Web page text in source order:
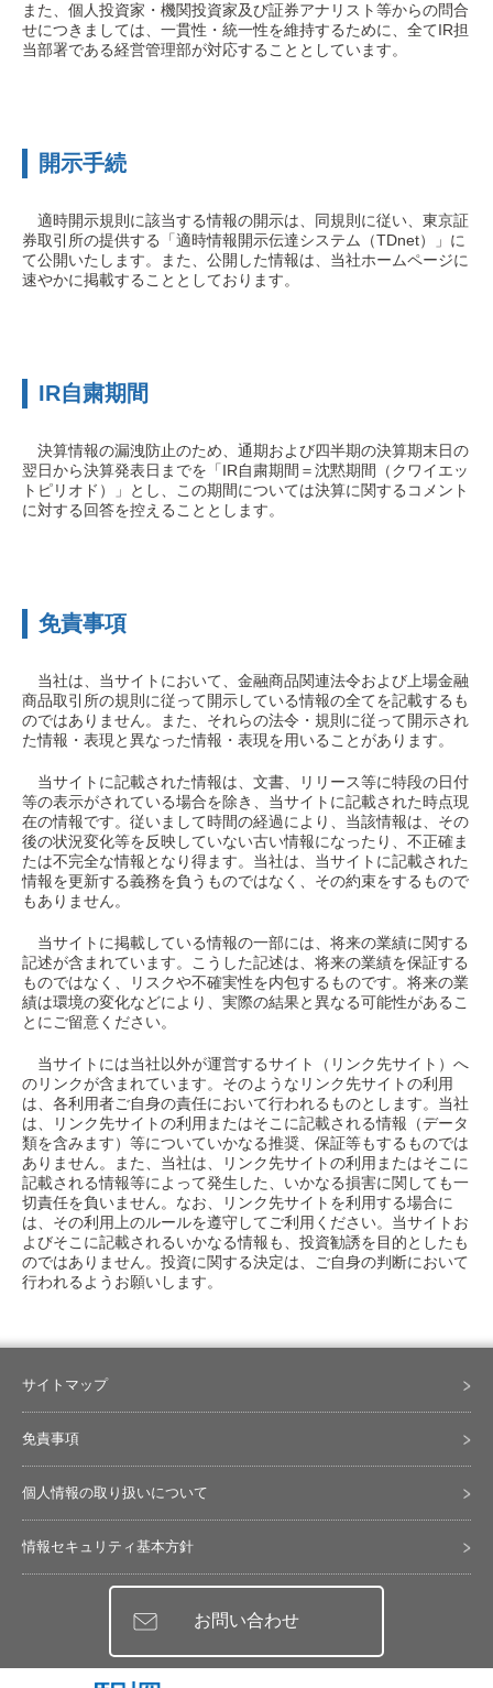
また、個人投資家・機関投資家及び証券アナリスト等からの問合
せにつきましては、一貫性・統一性を維持するために、全てIR担
当部署である経営管理部が対応することとしています。
開示手続
適時開示規則に該当する情報の開示は、同規則に従い、東京証
券取引所の提供する「適時情報開示伝達システム（TDnet）」に
て公開いたします。また、公開した情報は、当社ホームページに
速やかに掲載することとしております。
IR自粛期間
決算情報の漏洩防止のため、通期および四半期の決算期末日の
翌日から決算発表日までを「IR自粛期間＝沈黙期間（クワイエッ
トピリオド）」とし、この期間については決算に関するコメント
に対する回答を控えることとします。
免責事項
当社は、当サイトにおいて、金融商品関連法令および上場金融
商品取引所の規則に従って開示している情報の全てを記載するも
のではありません。また、それらの法令・規則に従って開示され
た情報・表現と異なった情報・表現を用いることがあります。
当サイトに記載された情報は、文書、リリース等に特段の日付
等の表示がされている場合を除き、当サイトに記載された時点現
在の情報です。従いまして時間の経過により、当該情報は、その
後の状況変化等を反映していない古い情報になったり、不正確ま
たは不完全な情報となり得ます。当社は、当サイトに記載された
情報を更新する義務を負うものではなく、その約束をするもので
もありません。
当サイトに掲載している情報の一部には、将来の業績に関する
記述が含まれています。こうした記述は、将来の業績を保証する
ものではなく、リスクや不確実性を内包するものです。将来の業
績は環境の変化などにより、実際の結果と異なる可能性があるこ
とにご留意ください。
当サイトには当社以外が運営するサイト（リンク先サイト）へ
のリンクが含まれています。そのようなリンク先サイトの利用
は、各利用者ご自身の責任において行われるものとします。当社
は、リンク先サイトの利用またはそこに記載される情報（データ
類を含みます）等についていかなる推奨、保証等もするものでは
ありません。また、当社は、リンク先サイトの利用またはそこに
記載される情報等によって発生した、いかなる損害に関しても一
切責任を負いません。なお、リンク先サイトを利用する場合に
は、その利用上のルールを遵守してご利用ください。当サイトお
よびそこに記載されるいかなる情報も、投資勧誘を目的としたも
のではありません。投資に関する決定は、ご自身の判断において
行われるようお願いします。
サイトマップ
免責事項
個人情報の取り扱いについて
情報セキュリティ基本方針
お問い合わせ